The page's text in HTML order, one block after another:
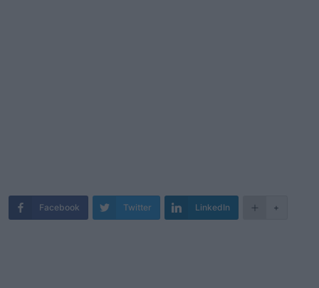
Facebook Twitter LinkedIn +